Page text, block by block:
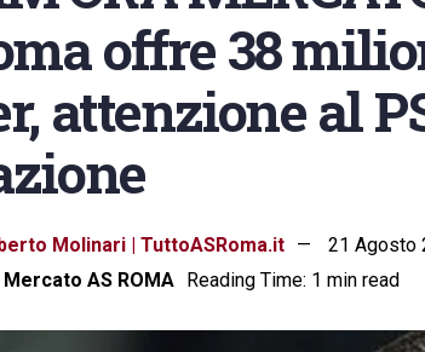
offre 38
attenzione al
Molinari | TuttoASRoma.it
21 Agosto
Mercato AS ROMA Reading Time: 1 min read